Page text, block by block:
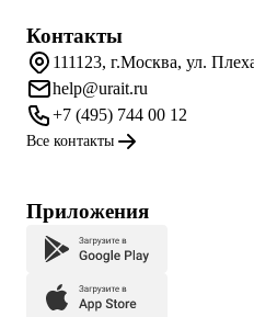
Контакты
111123, г.Москва, ул.
help@urait.ru
+7 (495) 744 00 12
Все контакты
Приложения